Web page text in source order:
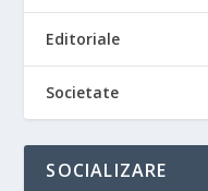
Editoriale
Societate
SOCIALIZARE